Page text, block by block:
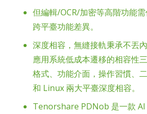
但編輯/OCR/加密等高階功能
跨平臺功能差異。
深度相容，無縫接軌秉承不丟
應用系統低成本遷移的相容性
格式、功能介面，操作習慣、
和 Linux 兩大平臺深度相容。
Tenorshare PDNob 是一款 AI